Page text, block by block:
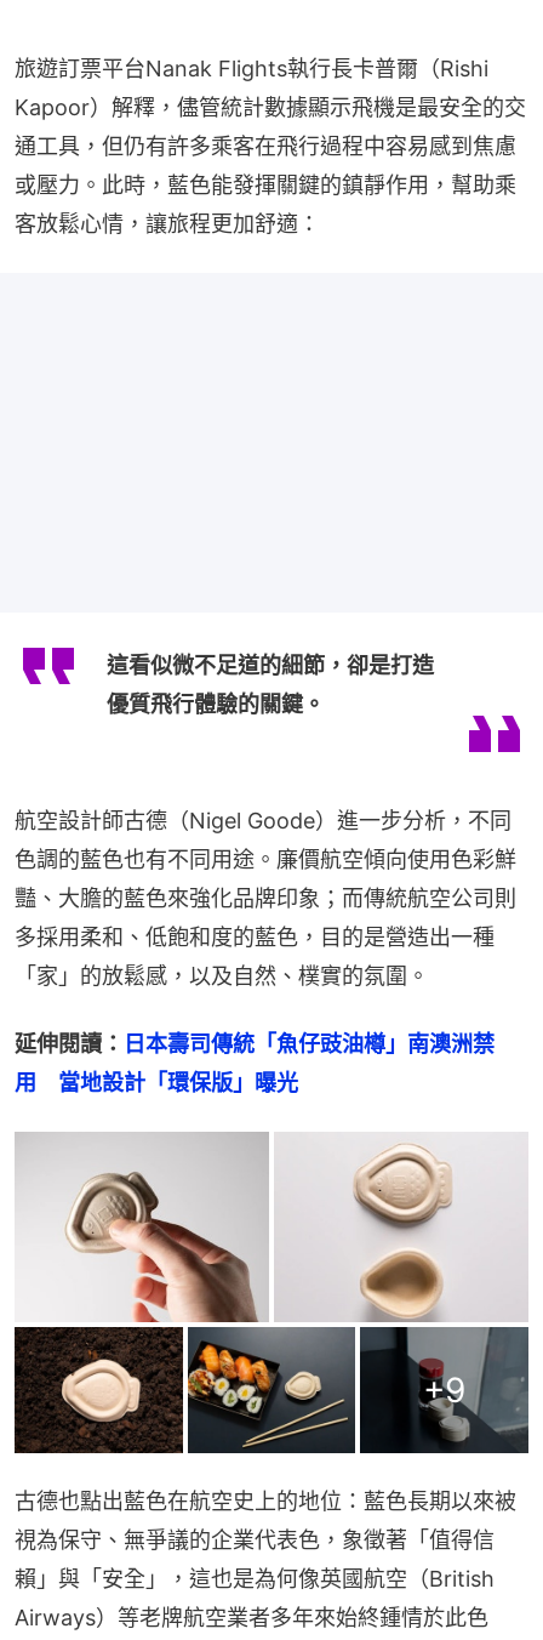
旅遊訂票平台Nanak Flights執行長卡普爾（Rishi
Kapoor）解釋，儘管統計數據顯示飛機是最安全的交
通工具，但仍有許多乘客在飛行過程中容易感到焦慮
或壓力。此時，藍色能發揮關鍵的鎮靜作用，幫助乘
客放鬆心情，讓旅程更加舒適：
這看似微不足道的細節，卻是打造
優質飛行體驗的關鍵。
航空設計師古德（Nigel Goode）進一步分析，不同
色調的藍色也有不同用途。廉價航空傾向使用色彩鮮
豔、大膽的藍色來強化品牌印象；而傳統航空公司則
多採用柔和、低飽和度的藍色，目的是營造出一種
「家」的放鬆感，以及自然、樸實的氛圍。
延伸閱讀： 日本壽司傳統「魚仔豉油樽」南澳洲禁
用　當地設計「環保版」曝光
+9
古德也點出藍色在航空史上的地位：藍色長期以來被
視為保守、無爭議的企業代表色，象徵著「值得信
賴」與「安全」，這也是為何像英國航空（British
Airways）等老牌航空業者多年來始終鍾情於此色